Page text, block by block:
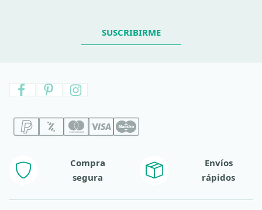
SUSCRIBIRME
Compra
segura
Envíos
rápidos